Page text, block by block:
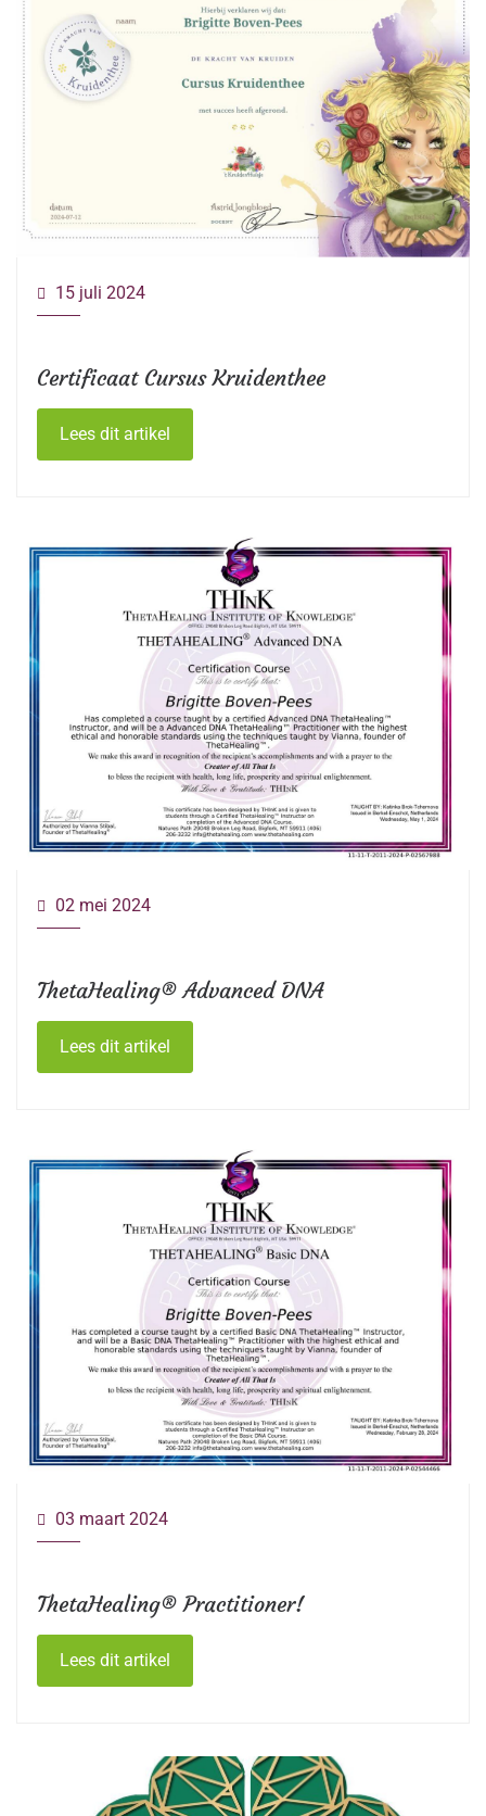
Certificaat Cursus Kruidenthee
15 juli 2024
Lees dit artikel
ThetaHealing® Advanced DNA
02 mei 2024
Lees dit artikel
ThetaHealing® Practitioner!
03 maart 2024
Lees dit artikel